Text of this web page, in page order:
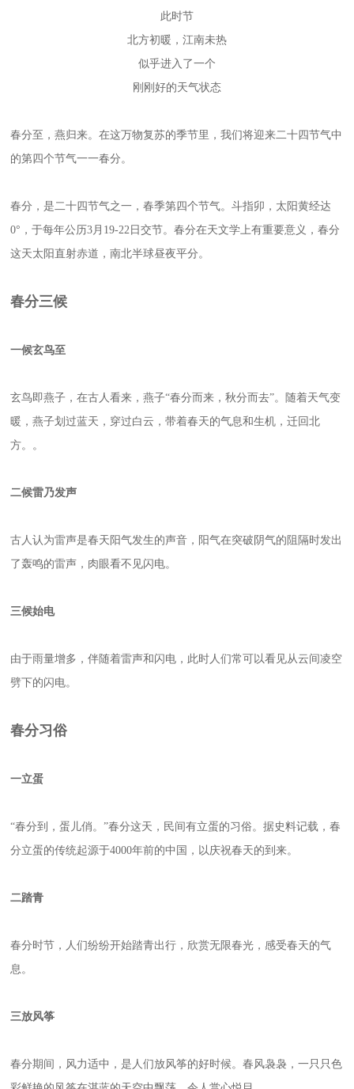
此时节
北方初暖，江南未热
似乎进入了一个
刚刚好的天气状态
春分至，燕归来。在这万物复苏的季节里，我们将迎来二十四节气中
的第四个节气一一春分。
春分，是二十四节气之一，春季第四个节气。斗指卯，太阳黄经达
0°，于每年公历3月19-22日交节。春分在天文学上有重要意义，春分
这天太阳直射赤道，南北半球昼夜平分。
春分三候
一候玄鸟至
玄鸟即燕子，在古人看来，燕子“春分而来，秋分而去”。随着天气变
暖，燕子划过蓝天，穿过白云，带着春天的气息和生机，迁回北
方。。
二候雷乃发声
古人认为雷声是春天阳气发生的声音，阳气在突破阴气的阻隔时发出
了轰鸣的雷声，肉眼看不见闪电。
三候始电
由于雨量增多，伴随着雷声和闪电，此时人们常可以看见从云间凌空
劈下的闪电。
春分习俗
一立蛋
“春分到，蛋儿俏。”春分这天，民间有立蛋的习俗。据史料记载，春
分立蛋的传统起源于4000年前的中国，以庆祝春天的到来。
二踏青
春分时节，人们纷纷开始踏青出行，欣赏无限春光，感受春天的气
息。
三放风筝
春分期间，风力适中，是人们放风筝的好时候。春风袅袅，一只只色